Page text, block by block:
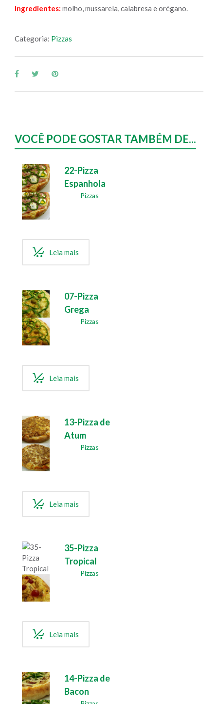
Ingredientes: molho, mussarela, calabresa e orégano.
Categoria: Pizzas
VOCÊ PODE GOSTAR TAMBÉM DE...
22-Pizza
Espanhola
Pizzas
Leia mais
07-Pizza
Grega
Pizzas
Leia mais
13-Pizza de
Atum
Pizzas
Leia mais
35-Pizza
Tropical
Pizzas
Leia mais
14-Pizza de
Bacon